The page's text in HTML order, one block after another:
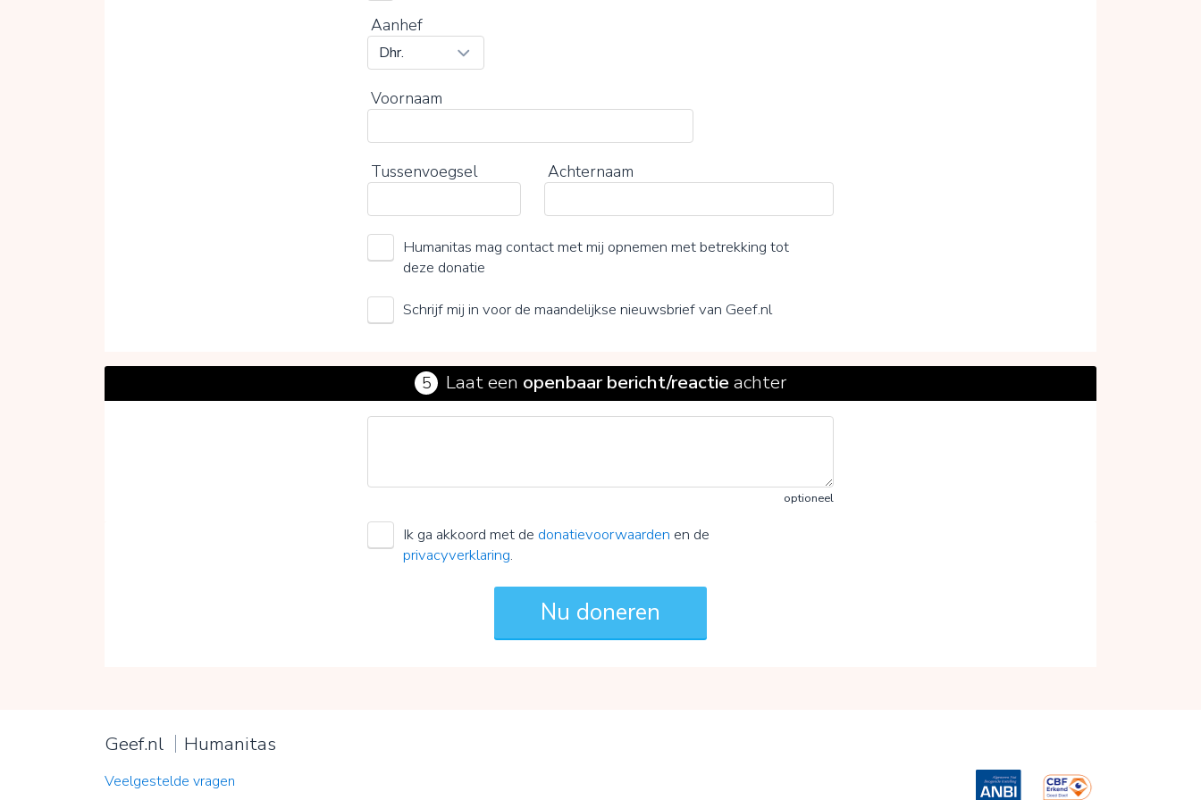
Aanhef
Voornaam
Tussenvoegsel Achternaam
Humanitas mag contact met mij opnemen met betrekking tot
deze donatie
Schrijf mij in voor de maandelijkse nieuwsbrief van Geef.nl
5 Laat een openbaar bericht/reactie achter
optioneel
Ik ga akkoord met de donatievoorwaarden en de
privacyverklaring.
Geef.nl Humanitas
Veelgestelde vragen